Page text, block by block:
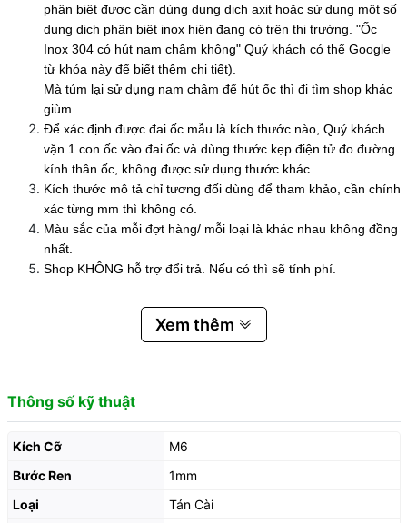
phân biệt được cần dùng dung dịch axit hoặc sử dụng một số
dung dịch phân biệt inox hiện đang có trên thị trường. "Ốc
Inox 304 có hút nam châm không" Quý khách có thể Google
từ khóa này để biết thêm chi tiết).
Mà túm lại sử dụng nam châm để hút ốc thì đi tìm shop khác
giùm.
Để xác định được đai ốc mẫu là kích thước nào, Quý khách
vặn 1 con ốc vào đai ốc và dùng thước kẹp điện tử đo đường
kính thân ốc, không được sử dụng thước khác.
Kích thước mô tả chỉ tương đối dùng để tham khảo, cần chính
xác từng mm thì không có.
Màu sắc của mỗi đợt hàng/ mỗi loại là khác nhau không đồng
nhất.
Shop KHÔNG hỗ trợ đổi trả. Nếu có thì sẽ tính phí.
Xem thêm
Thông số kỹ thuật
Kích Cỡ
M6
Bước Ren
1mm
Loại
Tán Cài